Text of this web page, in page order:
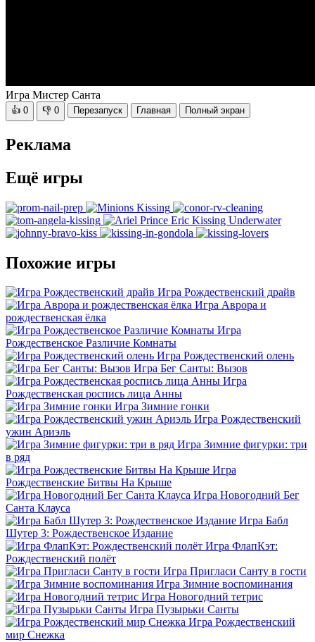
Игра Мистер Санта
👍 0 👎 0 Перезапуск Главная Полный экран
Реклама
Ещё игры
Похожие игры
Игра Рождественский драйв
Игра Аврора и
рождественская ёлка
Игра
Рождественское Различие Комнаты
Игра Рождественский олень
Игра Бег Санты: Вызов
Игра
Рождественская роспись лица Анны
Игра Зимние гонки
Игра Рождественский
ужин Ариэль
Игра Зимние фигурки: три
в ряд
Игра
Рождественские Битвы На Крыше
Игра Новогодний Бег
Санта Клауса
Игра Бабл
Шутер 3: Рождественское Издание
Игра ФлапКэт:
Рождественский полёт
Игра Пригласи Санту в гости
Игра Зимние воспоминания
Игра Новогодний тетрис
Игра Пузырьки Санты
Игра Рождественский
мир Снежка